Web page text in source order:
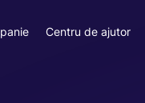
Centru de ajutor